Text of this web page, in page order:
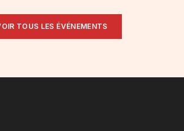
TOUS LES ÉVÉNEMENTS